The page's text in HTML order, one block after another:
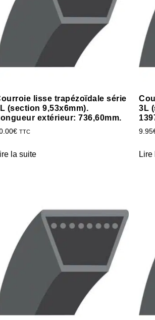
lisse trapézoïdale série
(section 9,53x6mm).
extérieur: 736,60mm.
€ TTC
la suite
3L
9.95
Lire